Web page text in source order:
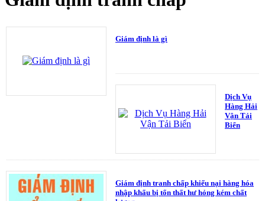
Giám định là gì
Dịch Vụ
Hàng Hải
Vận Tải
Biển
Giám định tranh chấp khiếu nại hàng hóa
nhập khẩu bị tổn thất hư hỏng kém chất